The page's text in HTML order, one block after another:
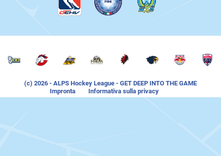
(c) 2026 - ALPS Hockey League - GET DEEP INTO THE GAME
Impronta
Informativa sulla privacy